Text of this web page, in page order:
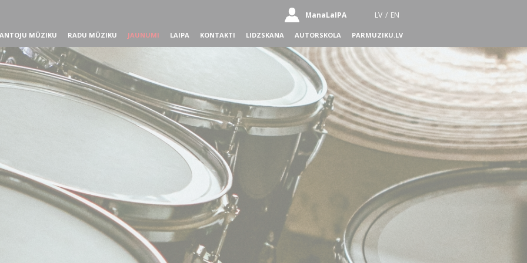
ManaLaIPA LV / EN
MŪZIKU RADU MŪZIKU JAUNUMI LAIPA KONTAKTI LIDZSKANA AUTORSKOLA PARMUZIKU.LV